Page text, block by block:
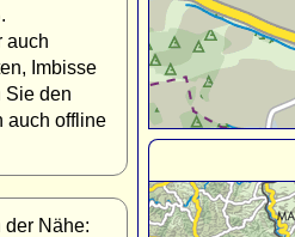
auch
Imbisse
Sie den
auch offline
der Nähe: